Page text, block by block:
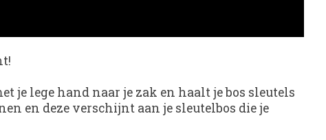
je lege hand naar je zak en haalt je bos sleutels
en deze verschijnt aan je sleutelbos die je